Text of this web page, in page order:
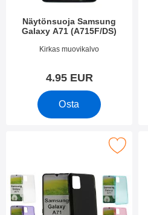
Näytönsuoja Samsung
Galaxy A71 (A715F/DS)
Tuote.nro 34858
Kirkas muovikalvo
4.95 EUR
Osta
muovikotelo SamsungMerkitse